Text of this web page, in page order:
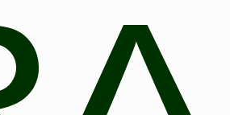
doeleinden. In geval van